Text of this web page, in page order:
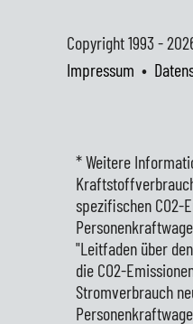
Copyright 1993 -
Impressum •
* Weitere
spezifischen CO2-
"Leitfaden über
die CO2-
Stromverbrauch